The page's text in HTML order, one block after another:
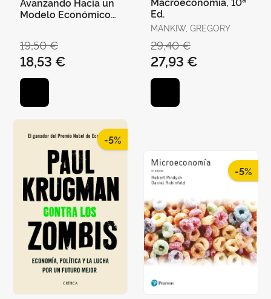
Modelo Económico
19,50 €
18,53 €
Ed.
MANKIW, GREGORY
29,40 €
27,93 €
-5%
-5%